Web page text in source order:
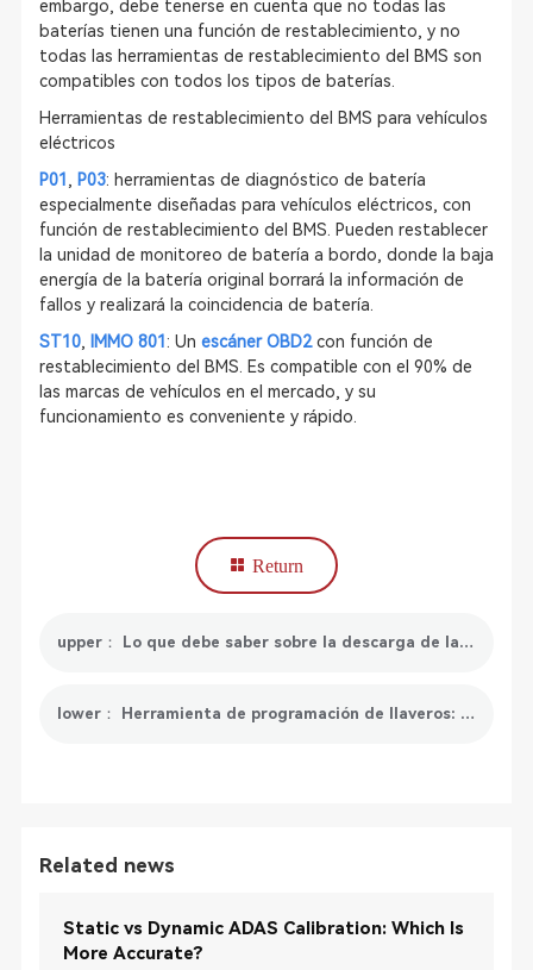
embargo, debe tenerse en cuenta que no todas las
baterías tienen una función de restablecimiento, y no
todas las herramientas de restablecimiento del BMS son
compatibles con todos los tipos de baterías.
Herramientas de restablecimiento del BMS para vehículos
eléctricos
P01 , P03: herramientas de diagnóstico de batería
especialmente diseñadas para vehículos eléctricos, con
función de restablecimiento del BMS. Pueden restablecer
la unidad de monitoreo de batería a bordo, donde la baja
energía de la batería original borrará la información de
fallos y realizará la coincidencia de batería.
ST10, IMMO 801 : Un escáner OBD2con función de
restablecimiento del BMS. Es compatible con el 90% de
las marcas de vehículos en el mercado, y su
funcionamiento es conveniente y rápido.
Return
upper： Lo que debe saber sobre la descarga de la batería
lower： Herramienta de programación de llaveros: definición, tipos, beneficios y recomendaciones
Related news
Static vs Dynamic ADAS Calibration: Which Is
More Accurate?